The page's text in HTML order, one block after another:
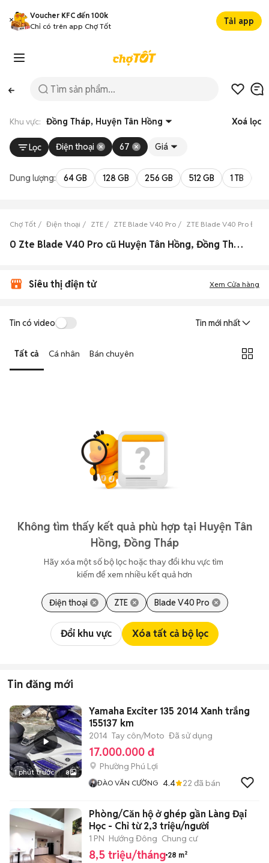
Voucher KFC đến 100k
Chỉ có trên app Chợ Tốt
Tải app
Khu vực: Đồng Tháp, Huyện Tân Hồng Xoá lọc
Lọc Điện thoại 67 Giá
Dung lượng: 64 GB 128 GB 256 GB 512 GB 1 TB
Chợ Tốt Điện thoại ZTE ZTE Blade V40 Pro ZTE Blade V40 Pro
0 Zte Blade V40 Pro cũ Huyện Tân Hồng, Đồng Tháp đẹp
Siêu thị điện tử Xem Cửa hàng
Tin có video Tin mới nhất
Tất cả Cá nhân Bán chuyên
Không tìm thấy kết quả phù hợp tại Huyện Tân
Hồng, Đồng Tháp
Hãy xóa một số bộ lọc hoặc thay đổi khu vực tìm
kiếm để xem nhiều kết quả hơn
Điện thoại ZTE Blade V40 Pro
Đổi khu vực Xóa tất cả bộ lọc
Tin đăng mới
1 phút trước 8
Yamaha Exciter 135 2014 Xanh trắng
155137 km
2014 Tay côn/Moto Đã sử dụng
17.000.000 đ
Phường Phú Lợi
ĐÀO VĂN CƯỜNG 4.4 22 đã bán
Phòng/Căn hộ ở ghép gần Làng Đại
Học - Chỉ từ 2,3 triệu/người
1 PN Hướng Đông Chung cư
8,5 triệu/tháng 28 m²